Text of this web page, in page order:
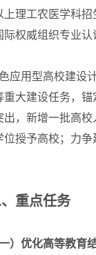
上理工农医学科
际权威组织专业认
用型高校建设计
重大建设任务，
出，新增一批高
位授予高校；力
重点任务
一）优化高等教育